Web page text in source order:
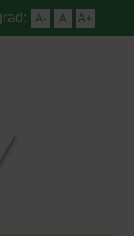
A- A A+